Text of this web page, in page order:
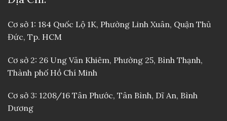
Cơ sở 1: 184 Quốc Lộ 1K, Phường Linh Xuân, Quận Thủ
Đức, Tp. HCM
Cơ sở 2: 26 Ung Văn Khiêm, Phường 25, Bình Thạnh,
Thành phố Hồ Chí Minh
Cơ sở 3: 1208/16 Tân Phước, Tân Bình, Dĩ An, Bình
Dương